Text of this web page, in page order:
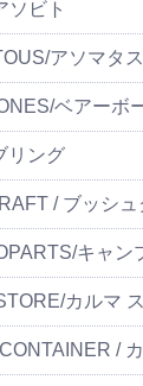
ソビト
アソマタス
ベアーボ
リング
/ ブッシュ
キャン
カルマ
/